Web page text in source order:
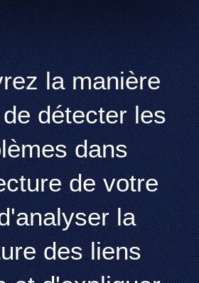
la manière
détecter les
dans
de votre
la
des liens